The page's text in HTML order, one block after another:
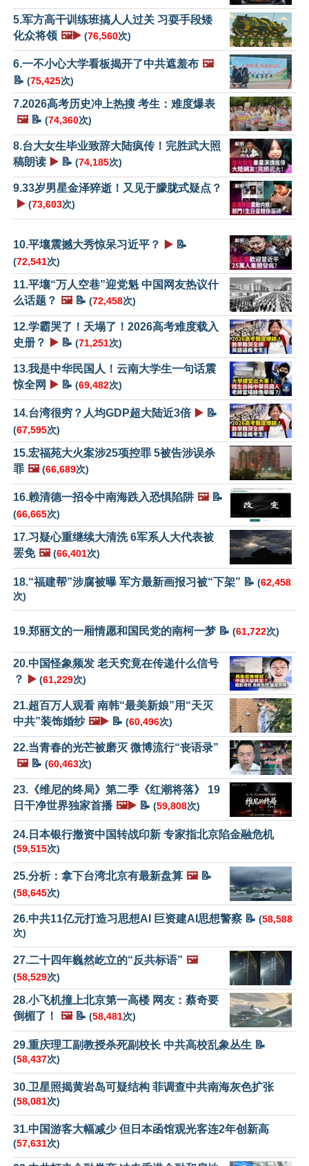
5.军方高干训练班搞人人过关 习耍手段矮
化众将领 🖼️▶️ (76,560次)
6.一不小心大学看板揭开了中共遮羞布 🖼️
📝 (75,425次)
7.2026高考历史冲上热搜 考生：难度爆表
🖼️📝 (74,360次)
8.台大女生毕业致辞大陆疯传！完胜武大照
稿朗读 ▶️ 📝 (74,185次)
9.33岁男星金泽猝逝！又见于朦胧式疑点？
▶️ (73,603次)
10.平壤震撼大秀惊呆习近平？ ▶️ 📝
(72,541次)
11.平壤“万人空巷”迎党魁 中国网友热议什
么话题？ 🖼️📝 (72,458次)
12.学霸哭了！天塌了！2026高考难度载入
史册？
▶️ 📝 (71,251次)
13.我是中华民国人！云南大学生一句话震
惊全网
▶️ 📝 (69,482次)
14.台湾很穷？人均GDP超大陆近3倍 ▶️ 📝
(67,595次)
15.宏福苑大火案涉25项控罪 5被告涉误杀
罪 🖼️ (66,689次)
16.赖清德一招令中南海跌入恐惧陷阱 🖼️📝
(66,665次)
17.习疑心重继续大清洗 6军系人大代表被
罢免 🖼️ (66,401次)
18.“福建帮”涉腐被曝 军方最新画报习被“下架” 📝 (62,458
次)
19.郑丽文的一厢情愿和国民党的南柯一梦 📝 (61,722次)
20.中国怪象频发 老天究竟在传递什么信号
？
▶️ (61,229次)
21.超百万人观看 南韩“最美新娘”用“天灭
中共”装饰婚纱 🖼️▶️ 📝 (60,496次)
22.当青春的光芒被磨灭 微博流行“丧语录”
🖼️📝 (60,463次)
23.《维尼的终局》第二季《红潮将落》 19
日干净世界独家首播 🖼️▶️ 📝 (59,808次)
24.日本银行撤资中国转战印新 专家指北京陷金融危机
(59,515次)
25.分析：拿下台湾北京有最新盘算 🖼️📝
(58,645次)
26.中共11亿元打造习思想AI 巨资建AI思想警察 📝 (58,588
次)
27.二十四年巍然屹立的“反共标语” 🖼️
(58,529次)
28.小飞机撞上北京第一高楼 网友：蔡奇要
倒楣了！
🖼️📝 (58,481次)
29.重庆理工副教授杀死副校长 中共高校乱象丛生 📝
(58,437次)
30.卫星照揭黄岩岛可疑结构 菲调查中共南海灰色扩张
(58,081次)
31.中国游客大幅减少 但日本函馆观光客连2年创新高
(57,631次)